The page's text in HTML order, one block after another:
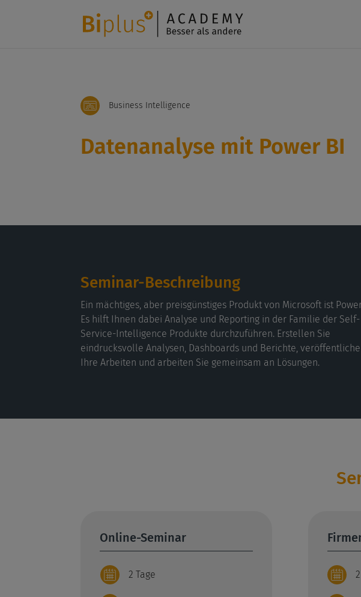
Business Intelligence
Datenanalyse mit Power BI
Seminar-Beschreibung
Ein mächtiges, aber preisgünstiges Produkt von Microsoft ist
Es hilft Ihnen dabei Analyse und Reporting in der Familie der Self-
Service-Intelligence Produkte durchzuführen. Erstellen Sie
eindrucksvolle Analysen, Dashboards und Berichte,
Ihre Arbeiten und arbeiten Sie gemeinsam an Lösungen.
Online-Seminar
2 Tage